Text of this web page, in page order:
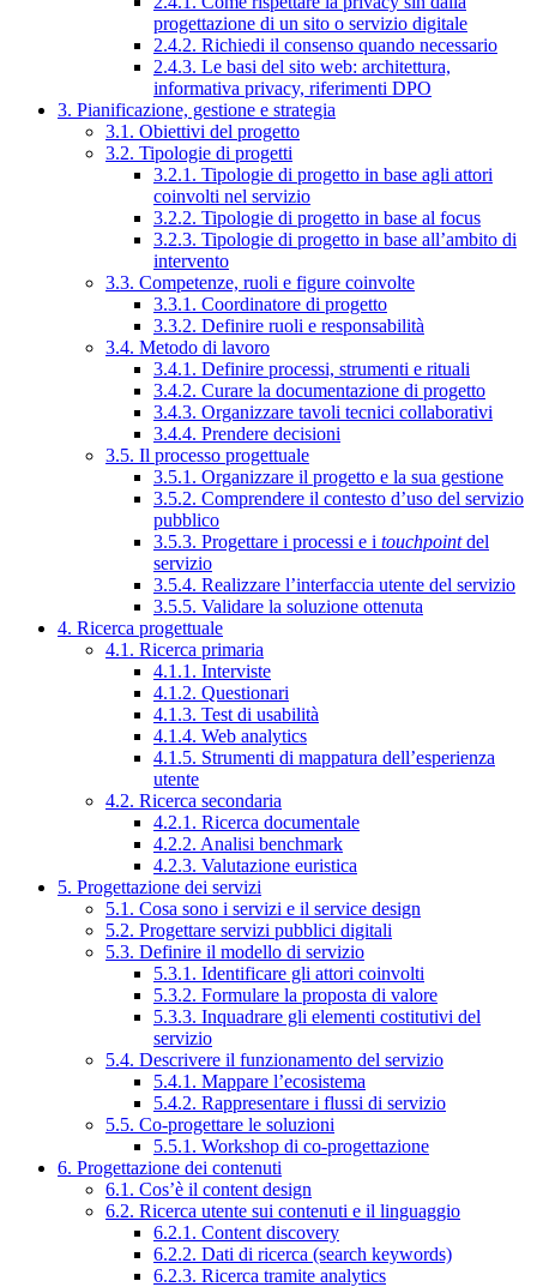
progettazione di un sito o servizio digitale
2.4.2. Richiedi il consenso quando necessario
2.4.3. Le basi del sito web: architettura,
informativa privacy, riferimenti DPO
3. Pianificazione, gestione e strategia
3.1. Obiettivi del progetto
3.2. Tipologie di progetti
3.2.1. Tipologie di progetto in base agli attori
coinvolti nel servizio
3.2.2. Tipologie di progetto in base al focus
3.2.3. Tipologie di progetto in base all’ambito di
intervento
3.3. Competenze, ruoli e figure coinvolte
3.3.1. Coordinatore di progetto
3.3.2. Definire ruoli e responsabilità
3.4. Metodo di lavoro
3.4.1. Definire processi, strumenti e rituali
3.4.2. Curare la documentazione di progetto
3.4.3. Organizzare tavoli tecnici collaborativi
3.4.4. Prendere decisioni
3.5. Il processo progettuale
3.5.1. Organizzare il progetto e la sua gestione
3.5.2. Comprendere il contesto d’uso del servizio
pubblico
3.5.3. Progettare i processi e i touchpointdel
servizio
3.5.4. Realizzare l’interfaccia utente del servizio
3.5.5. Validare la soluzione ottenuta
4. Ricerca progettuale
4.1. Ricerca primaria
4.1.1. Interviste
4.1.2. Questionari
4.1.3. Test di usabilità
4.1.4. Web analytics
4.1.5. Strumenti di mappatura dell’esperienza
utente
4.2. Ricerca secondaria
4.2.1. Ricerca documentale
4.2.2. Analisi benchmark
4.2.3. Valutazione euristica
5. Progettazione dei servizi
5.1. Cosa sono i servizi e il service design
5.2. Progettare servizi pubblici digitali
5.3. Definire il modello di servizio
5.3.1. Identificare gli attori coinvolti
5.3.2. Formulare la proposta di valore
5.3.3. Inquadrare gli elementi costitutivi del
servizio
5.4. Descrivere il funzionamento del servizio
5.4.1. Mappare l’ecosistema
5.4.2. Rappresentare i flussi di servizio
5.5. Co-progettare le soluzioni
5.5.1. Workshop di co-progettazione
6. Progettazione dei contenuti
6.1. Cos’è il content design
6.2. Ricerca utente sui contenuti e il linguaggio
6.2.1. Content discovery
6.2.2. Dati di ricerca (search keywords)
6.2.3. Ricerca tramite analytics